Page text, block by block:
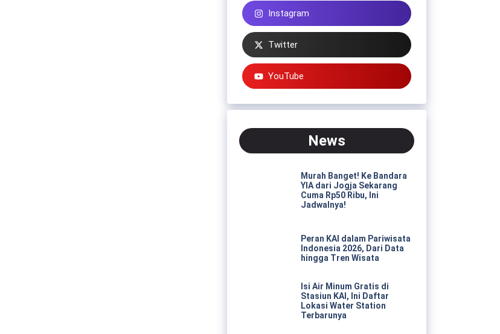
Instagram
Twitter
YouTube
News
Murah Banget! Ke Bandara
YIA dari Jogja Sekarang
Cuma Rp50 Ribu, Ini
Jadwalnya!
Peran KAI dalam Pariwisata
Indonesia 2026, Dari Data
hingga Tren Wisata
Isi Air Minum Gratis di
Stasiun KAI, Ini Daftar
Lokasi Water Station
Terbarunya